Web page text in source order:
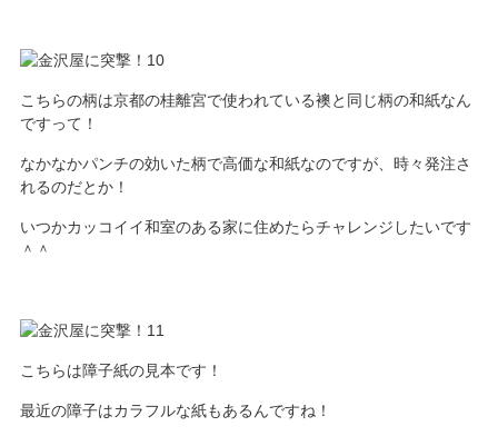
こちらの柄は京都の桂離宮で使われている襖と同じ柄の和紙なん
ですって！
なかなかパンチの効いた柄で高価な和紙なのですが、時々発注さ
れるのだとか！
いつかカッコイイ和室のある家に住めたらチャレンジしたいです
＾＾
こちらは障子紙の見本です！
最近の障子はカラフルな紙もあるんですね！